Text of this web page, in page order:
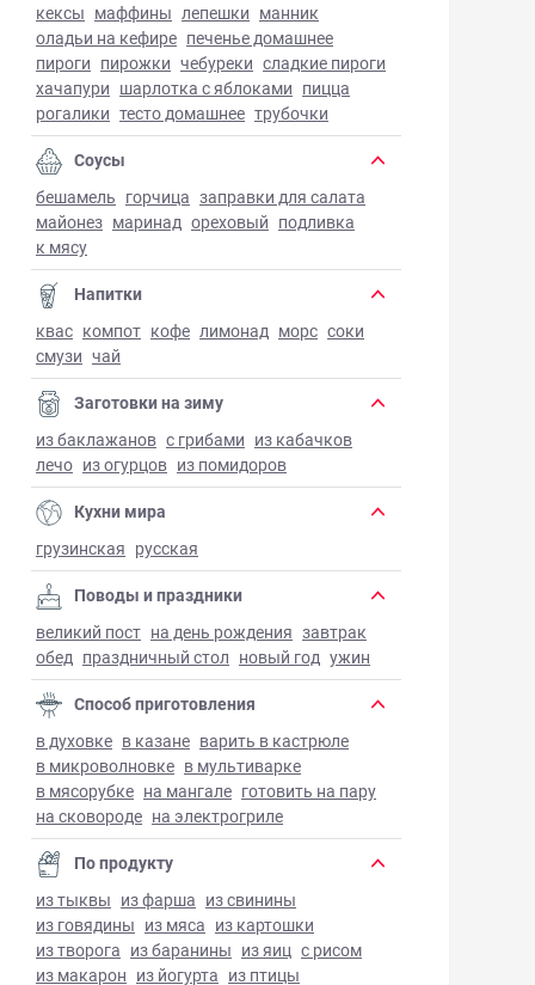
кексы маффины лепешки манник
оладьи на кефире печенье домашнее
пироги пирожки чебуреки сладкие пироги
хачапури шарлотка с яблоками пицца
рогалики тесто домашнее трубочки
Соусы
бешамель горчица заправки для салата
майонез маринад ореховый подливка
к мясу
Напитки
квас компот кофе лимонад морс соки
смузи чай
Заготовки на зиму
из баклажанов с грибами из кабачков
лечо из огурцов из помидоров
Кухни мира
грузинская русская
Поводы и праздники
великий пост на день рождения завтрак
обед праздничный стол новый год ужин
Способ приготовления
в духовке в казане варить в кастрюле
в микроволновке в мультиварке
в мясорубке на мангале готовить на пару
на сковороде на электрогриле
По продукту
из тыквы из фарша из свинины
из говядины из мяса из картошки
из творога из баранины из яиц с рисом
из макарон из йогурта из птицы